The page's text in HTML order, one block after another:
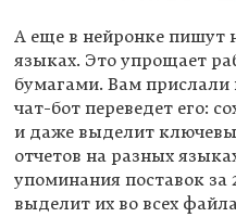
А еще в нейронке пишут
языках. Это упрощает
бумагами. Вам
чат-бот переведет его:
и даже выделит
отчетов на разных
упоминания поставок за
выделит их во всех